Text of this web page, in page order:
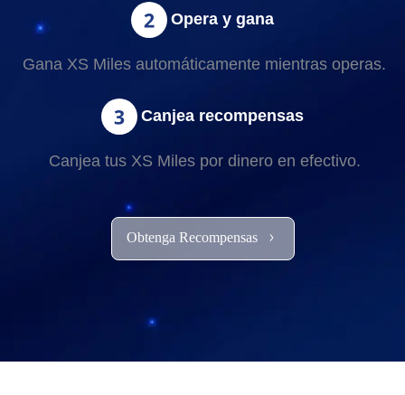
Opera y gana
Gana XS Miles automáticamente mientras operas.
Canjea recompensas
Canjea tus XS Miles por dinero en efectivo.
Obtenga Recompensas